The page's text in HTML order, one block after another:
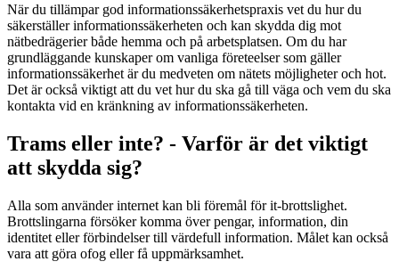
När du tillämpar god informationssäkerhetspraxis vet du hur du
säkerställer informationssäkerheten och kan skydda dig mot
nätbedrägerier både hemma och på arbetsplatsen. Om du har
grundläggande kunskaper om vanliga företeelser som gäller
informationssäkerhet är du medveten om nätets möjligheter och hot.
Det är också viktigt att du vet hur du ska gå till väga och vem du ska
kontakta vid en kränkning av informationssäkerheten.
Trams eller inte? - Varför är det viktigt
att skydda sig?
Alla som använder internet kan bli föremål för it-brottslighet.
Brottslingarna försöker komma över pengar, information, din
identitet eller förbindelser till värdefull information. Målet kan också
vara att göra ofog eller få uppmärksamhet.